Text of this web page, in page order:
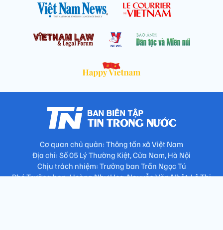
Cơ quan chủ quản: Thông tấn xã Việt Nam
Địa chỉ: Số 05 Lý Thường Kiệt, Cửa Nam, Hà Nội
Chịu trách nhiệm: Trưởng ban Trần Ngọc Tú
Phó Trưởng ban: Hoàng Như Hoa, Nguyễn Văn Nhật, Lê Thị